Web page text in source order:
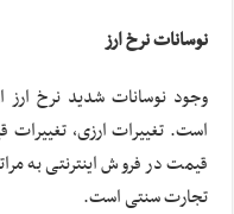
نوسانات نرخ ارز
وجود نوسانات شدید نرخ ارز
است. تغییرات ارزی، تغییرات
قیمت در فروش اینترنتی به
تجارت سنتی است.